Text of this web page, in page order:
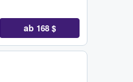
ab 168 $